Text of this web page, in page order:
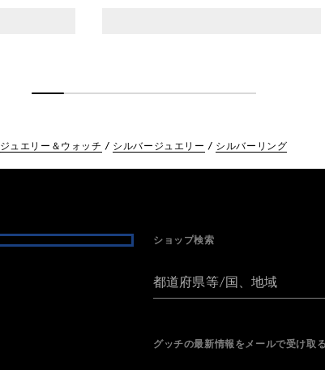
ジュエリー＆ウォッチ シルバージュエリー シルバーリング
ショップ検索
都道府県等/国、地域
グッチの最新情報をメールで受け